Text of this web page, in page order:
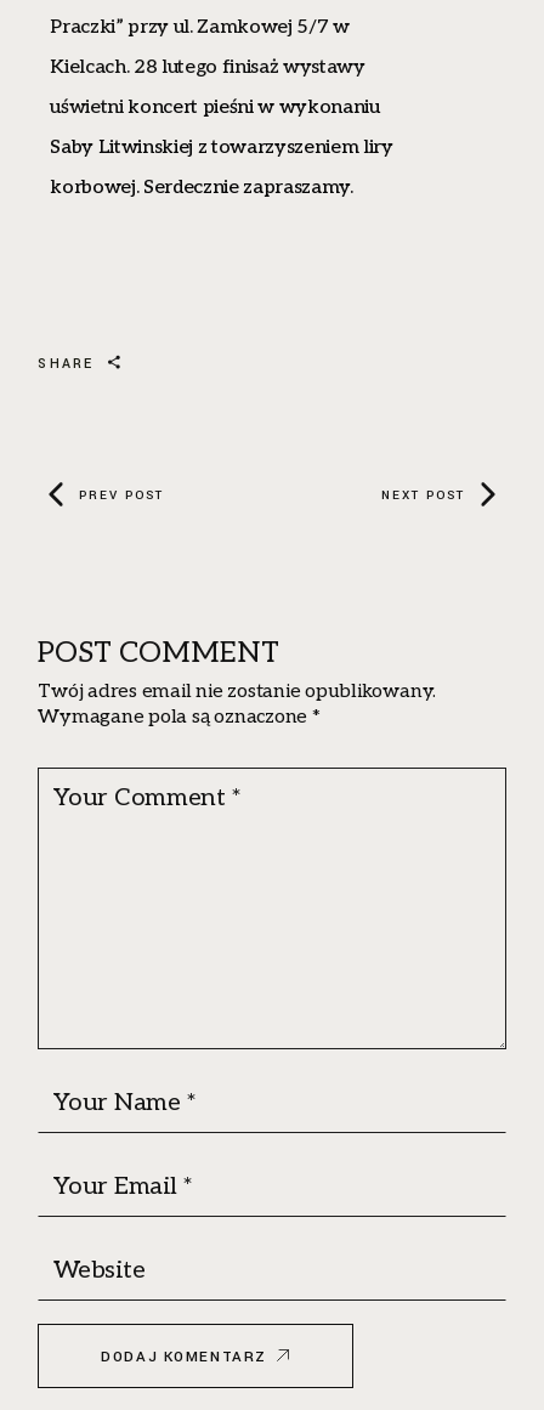
Praczki” przy ul. Zamkowej 5/7 w
Kielcach. 28 lutego finisaż wystawy
uświetnikoncert pieśni w wykonaniu
Saby Litwinskiej z towarzyszeniem liry
korbowej. Serdecznie zapraszamy.
SHARE
PREV POST NEXT POST
POST COMMENT
Twój adres email nie zostanie opublikowany.
Wymagane pola są oznaczone *
DODAJ KOMENTARZ